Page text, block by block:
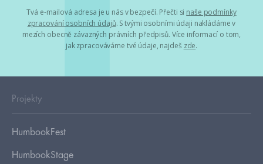
Tvá e-mailová adresa je u nás v bezpečí. Přečti si naše podmínky
zpracování osobních údajů. S tvými osobními údaji nakládáme v
mezích obecně závazných právních předpisů. Více informací o tom,
jak zpracováváme tvé údaje, najdeš zde.
Projekty
HumbookFest
HumbookStage